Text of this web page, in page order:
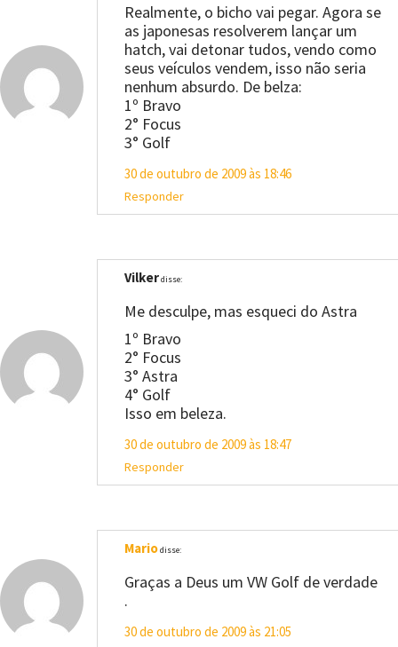
Realmente, o bicho vai pegar. Agora se
as japonesas resolverem lançar um
hatch, vai detonar tudos, vendo como
seus veículos vendem, isso não seria
nenhum absurdo. De belza:
1º Bravo
2° Focus
3° Golf
30 de outubro de 2009 às 18:46
Responder
Vilkerdisse:
Me desculpe, mas esqueci do Astra
1º Bravo
2° Focus
3° Astra
4° Golf
Isso em beleza.
30 de outubro de 2009 às 18:47
Responder
Mariodisse:
Graças a Deus um VW Golf de verdade
.
30 de outubro de 2009 às 21:05